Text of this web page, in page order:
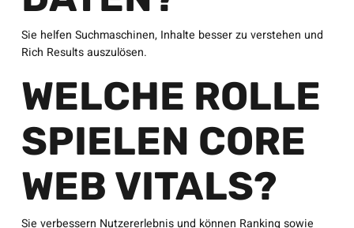
Sie helfen Suchmaschinen, Inhalte besser zu verstehen und
Rich Results auszulösen.
WELCHE ROLLE
SPIELEN CORE
WEB VITALS?
Sie verbessern Nutzererlebnis und können Ranking sowie